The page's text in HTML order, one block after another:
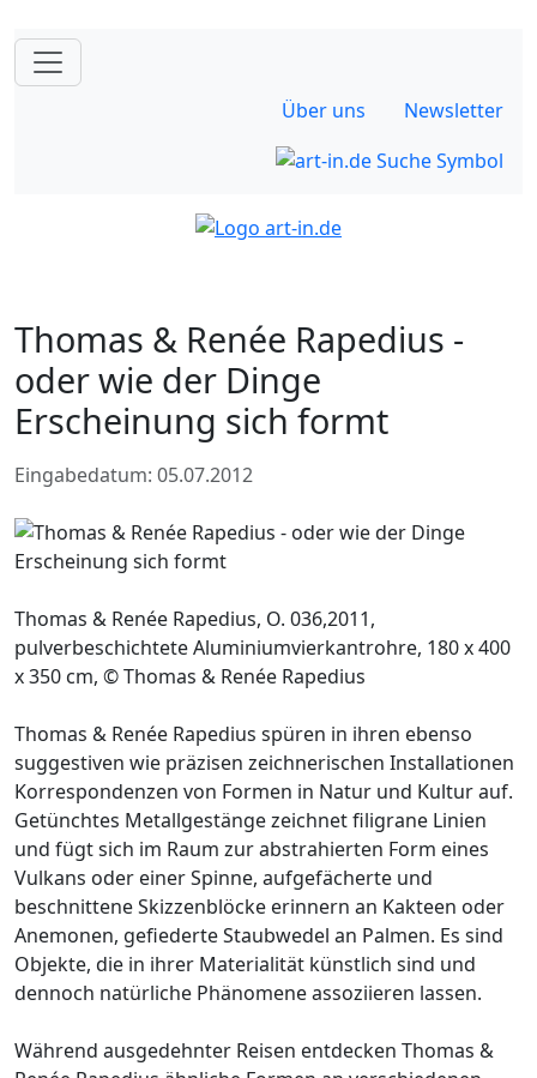
Über uns Newsletter
Thomas & Renée Rapedius -
oder wie der Dinge
Erscheinung sich formt
Eingabedatum: 05.07.2012
Thomas & Renée Rapedius, O. 036,2011,
pulverbeschichtete Aluminiumvierkantrohre, 180 x 400
x 350 cm, © Thomas & Renée Rapedius
Thomas & Renée Rapedius spüren in ihren ebenso
suggestiven wie präzisen zeichnerischen Installationen
Korrespondenzen von Formen in Natur und Kultur auf.
Getünchtes Metallgestänge zeichnet filigrane Linien
und fügt sich im Raum zur abstrahierten Form eines
Vulkans oder einer Spinne, aufgefächerte und
beschnittene Skizzenblöcke erinnern an Kakteen oder
Anemonen, gefiederte Staubwedel an Palmen. Es sind
Objekte, die in ihrer Materialität künstlich sind und
dennoch natürliche Phänomene assoziieren lassen.
Während ausgedehnter Reisen entdecken Thomas &